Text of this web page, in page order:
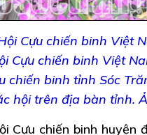
Cựu chiến binh Việt
Cựu chiến binh Việt
chiến binh tỉnh Sóc
hội trên địa bàn tỉnh.
Cựu chiến binh huyện